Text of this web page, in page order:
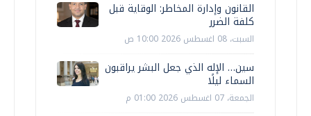
القانون وإدارة المخاطر: الوقاية قبل
كلفة الضرر
السبت، 08 اغسطس 2026 10:00 ص
سين… الإله الذي جعل البشر يراقبون
السماء ليلًا
الجمعة، 07 اغسطس 2026 01:00 م